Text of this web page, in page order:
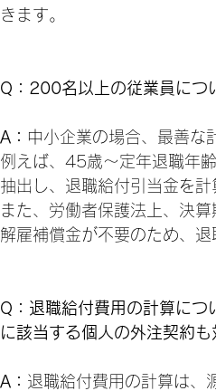
きます。
Q：200名以上の従業員につ
A： 中小企業の場合、最善な
例えば、45歳～定年退職年
抽出し、退職給付引当金を計
また、労働者保護法上、決
解雇補償金が不要のため、
Q：退職給付費用の計算に
に該当する個人の外注契約
A： 退職給付費用の計算は、